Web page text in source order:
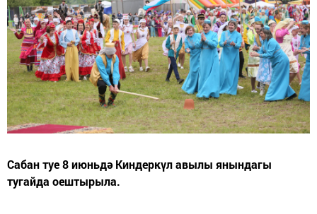
Сабан туе 8 июньдә Киндеркүл авылы янындагы
тугайда оештырыла.